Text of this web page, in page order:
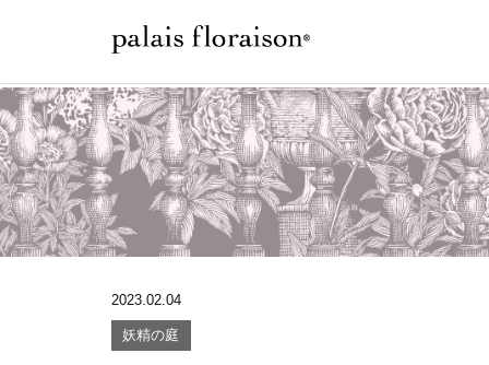
2023.02.04
妖精の庭